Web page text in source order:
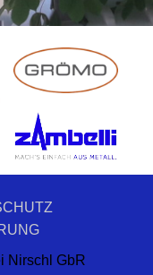
Nirschl GbR